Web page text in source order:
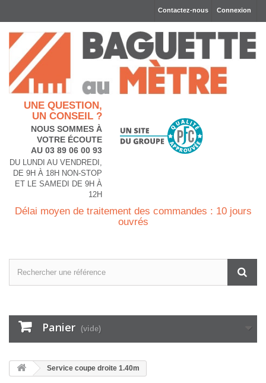
Connexion
Contactez-nous
UNE QUESTION,
UN CONSEIL ?
NOUS SOMMES À
VOTRE ÉCOUTE
AU 03 89 06 00 93
DU LUNDI AU VENDREDI,
DE 9H À 18H NON-STOP
ET LE SAMEDI DE 9H À
12H
Délai moyen de traitement des commandes : 10 jours
ouvrés
Panier (vide)
Service coupe droite 1.40m